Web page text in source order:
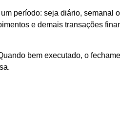
período: seja diário, semanal
e demais transações
bem executado, o